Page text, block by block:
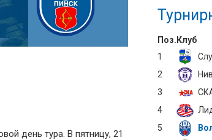
день тура. В пятницу, 21
Поз. Клуб
1
2
3
4
5